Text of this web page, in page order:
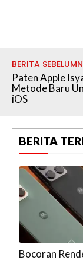
BERITA
Paten Apple
Metode Baru
iOS
BERITA
Bocoran